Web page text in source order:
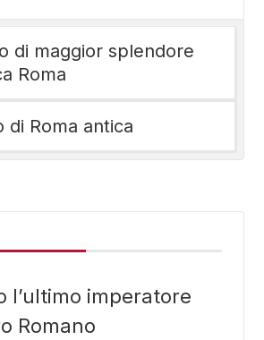
di maggior splendore
Roma
di Roma antica
l’ultimo imperatore
Romano